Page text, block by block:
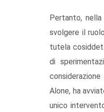
Pertanto,
svolgere il
tutela
di
Alone, ha
unico